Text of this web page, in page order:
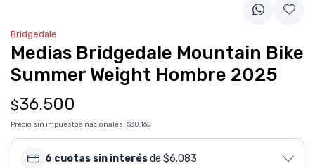
Bridgedale
Medias Bridgedale Mountain Bike
Summer Weight Hombre 2025
$36.500
Precio sin impuestos nacionales: $30.165
6 cuotas sin interésde $6.083